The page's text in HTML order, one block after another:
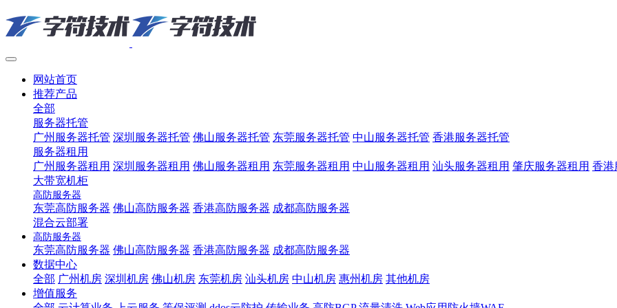
网站首页
推荐产品
全部
服务器托管
广州服务器托管 深圳服务器托管 佛山服务器托管 东莞服务器托管 中山服务器托管 香港服务器托管
服务器租用
广州服务器租用 深圳服务器租用 佛山服务器租用 东莞服务器租用 中山服务器租用 汕头服务器租用 肇庆服务器租用 香港
大带宽机柜
高防服务器
东莞高防服务器 佛山高防服务器 香港高防服务器 成都高防服务器
混合云部署
高防服务器
东莞高防服务器 佛山高防服务器 香港高防服务器 成都高防服务器
数据中心
全部 广州机房 深圳机房 佛山机房 东莞机房 汕头机房 中山机房 惠州机房 其他机房
增值服务